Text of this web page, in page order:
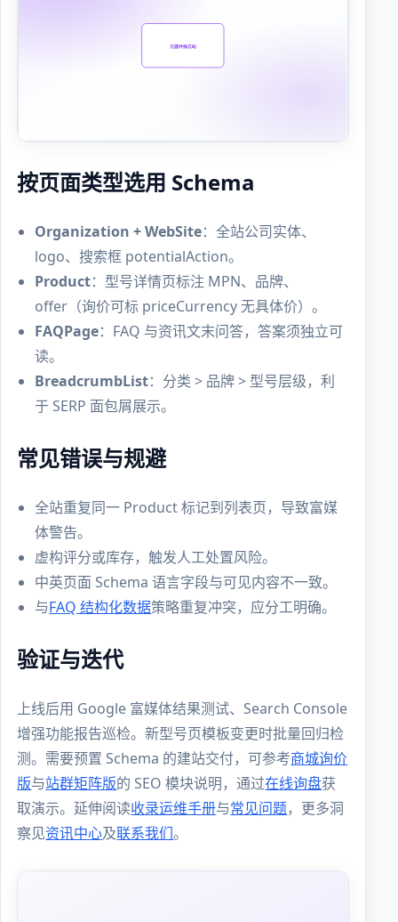
按页面类型选用 Schema
Organization + WebSite：全站公司实体、
logo、搜索框 potentialAction。
Product：型号详情页标注 MPN、品牌、
offer（询价可标 priceCurrency 无具体价）。
FAQPage：FAQ 与资讯文末问答，答案须独立可
读。
BreadcrumbList：分类 > 品牌 > 型号层级，利
于 SERP 面包屑展示。
常见错误与规避
全站重复同一 Product 标记到列表页，导致富媒
体警告。
虚构评分或库存，触发人工处置风险。
中英页面 Schema 语言字段与可见内容不一致。
与FAQ 结构化数据策略重复冲突，应分工明确。
验证与迭代
上线后用 Google 富媒体结果测试、Search Console
增强功能报告巡检。新型号页模板变更时批量回归检
测。需要预置 Schema 的建站交付，可参考商城询价
版与站群矩阵版的 SEO 模块说明，通过在线询盘获
取演示。延伸阅读收录运维手册与常见问题，更多洞
察见资讯中心及联系我们。